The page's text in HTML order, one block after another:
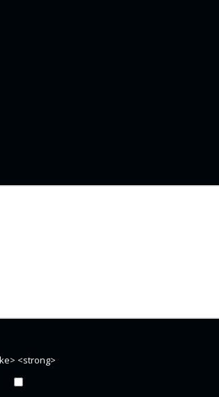
<strong>